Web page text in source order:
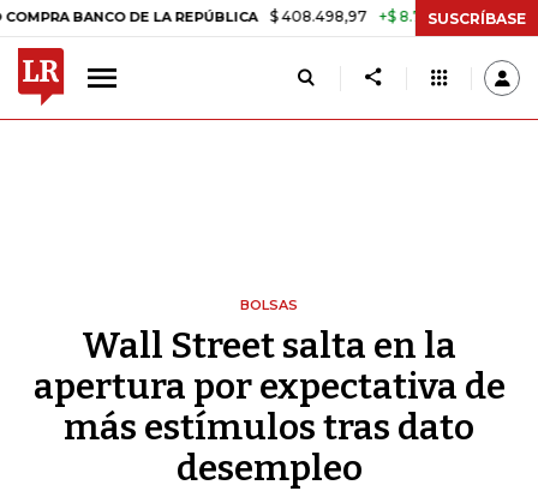
BANCO DE LA REPÚBLICA $ 408.498,97 +$ 8.753,81 +2,19% TASA
SUSCRÍBASE
BOLSAS
Wall Street salta en la
apertura por expectativa de
más estímulos tras dato
desempleo